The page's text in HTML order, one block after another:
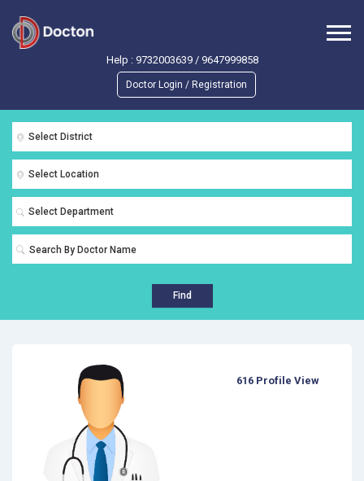
Help : 9732003639/ 9647999858
Doctor Login / Registration
Select District
Select Location
Select Department
Find
616 Profile View